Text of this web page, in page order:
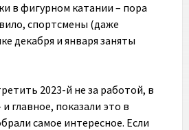
в фигурном катании – пора
спортсмены (даже
декабря и января заняты
2023-й не за работой, в
главное, показали это в
самое интересное. Если